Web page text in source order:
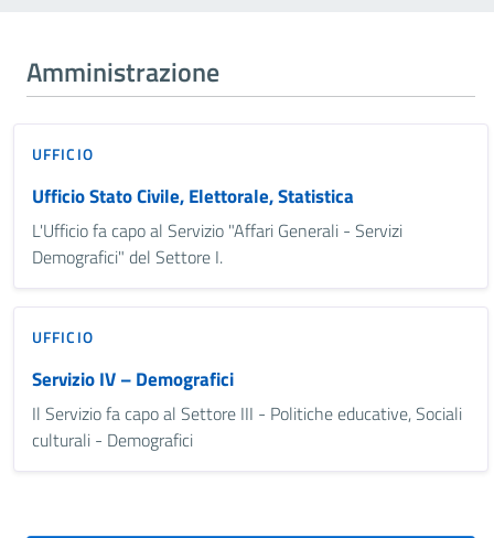
Amministrazione
UFFICIO
Ufficio Stato Civile, Elettorale, Statistica
L'Ufficio fa capo al Servizio "Affari Generali - Servizi
Demografici" del Settore I.
UFFICIO
Servizio IV – Demografici
Il Servizio fa capo al Settore III - Politiche educative, Sociali
culturali - Demografici